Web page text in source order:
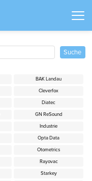
BAK Landau
Cleverfox
Diatec
GN ReSound
Industrie
Opta Data
Otometrics
Rayovac
Starkey